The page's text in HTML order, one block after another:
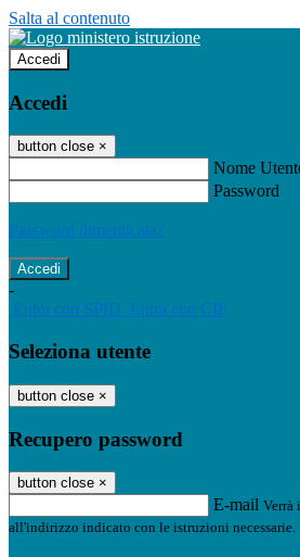
Salta al contenuto
Accedi
Accedi
button close ×
Nome
Password
Password dimenticata?
-
Entra con SPID Entra con CIE
Seleziona utente
button close ×
Recupero password
button close ×
E-mail Verrà
all'indirizzo indicato con le istruzioni necessarie.